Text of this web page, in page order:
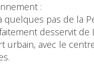
:
quelques pas de la
desservit
urbain, avec le